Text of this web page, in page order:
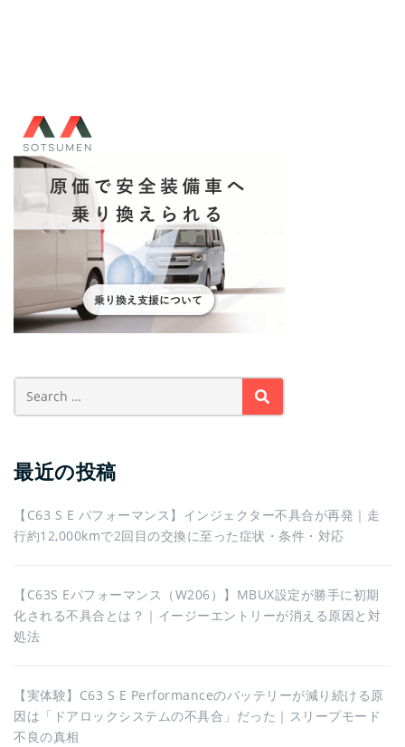
SEARCH
最近の投稿
【C63 S E パフォーマンス】インジェクター不具合が再発｜走
行約12,000kmで2回目の交換に至った症状・条件・対応
【C63S Eパフォーマンス（W206）】MBUX設定が勝手に初期
化される不具合とは？｜イージーエントリーが消える原因と対
処法
【実体験】C63 S E Performanceのバッテリーが減り続ける原
因は「ドアロックシステムの不具合」だった｜スリープモード
不良の真相